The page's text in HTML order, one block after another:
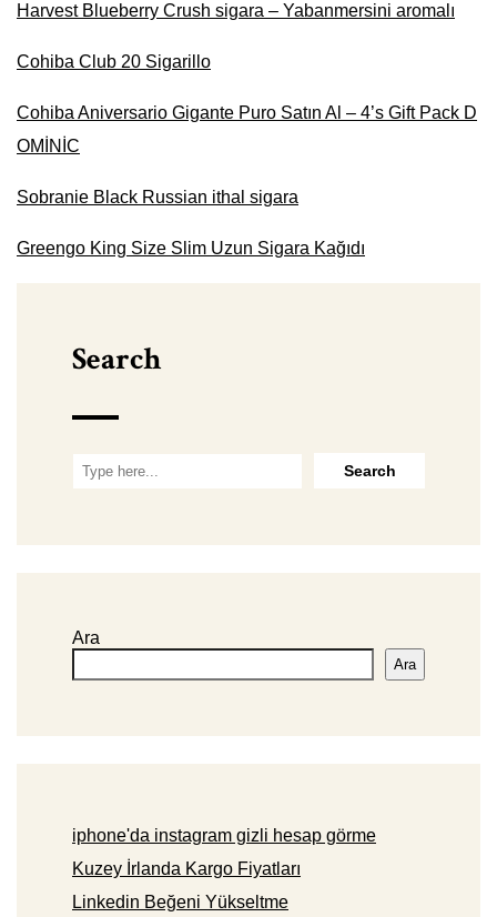
Harvest Blueberry Crush sigara – Yabanmersini aromalı
Cohiba Club 20 Sigarillo
Cohiba Aniversario Gigante Puro Satın Al – 4’s Gift Pack D
OMİNİC
Sobranie Black Russian ithal sigara
Greengo King Size Slim Uzun Sigara Kağıdı
Search
Ara
Ara
iphone'da instagram gizli hesap görme
Kuzey İrlanda Kargo Fiyatları
Linkedin Beğeni Yükseltme